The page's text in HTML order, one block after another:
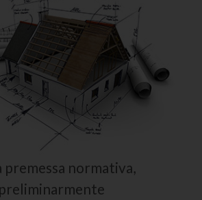
premessa normativa,